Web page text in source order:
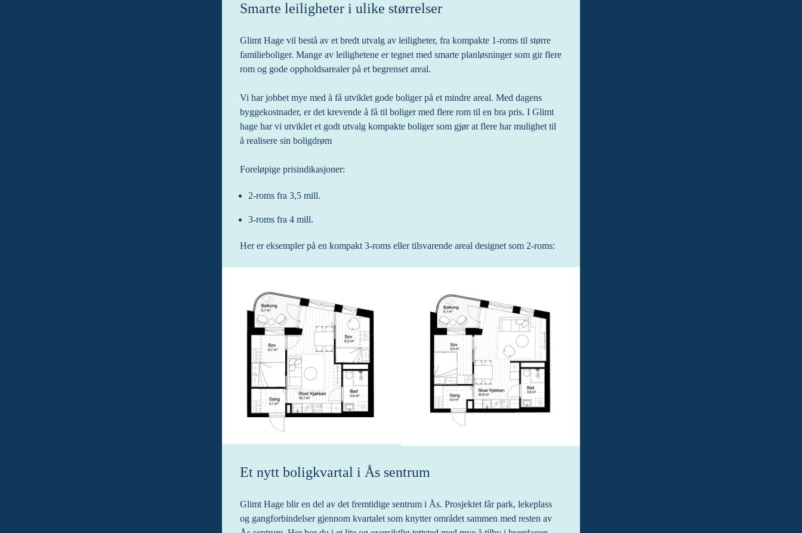
Smarte leiligheter i ulike størrelser
Glimt Hage vil bestå av et bredt utvalg av leiligheter, fra kompakte 1-roms til større
familieboliger. Mange av leilighetene er tegnet med smarte planløsninger som gir flere
rom og gode oppholdsarealer på et begrenset areal.
Vi har jobbet mye med å få utviklet gode boliger på et mindre areal. Med dagens
byggekostnader, er det krevende å få til boliger med flere rom til en bra pris. I Glimt
hage har vi utviklet et godt utvalg kompakte boliger som gjør at flere har mulighet til
å realisere sin boligdrøm
Foreløpige prisindikasjoner:
2-roms fra 3,5 mill.
3-roms fra 4 mill.
Her er eksempler på en kompakt 3-roms eller tilsvarende areal designet som 2-roms:
Et nytt boligkvartal i Ås sentrum
Glimt Hage blir en del av det fremtidige sentrum i Ås. Prosjektet får park, lekeplass
og gangforbindelser gjennom kvartalet som knytter området sammen med resten av